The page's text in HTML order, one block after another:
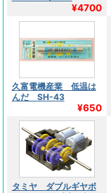
¥4700
久富電機産業 低温は
んだ SH-43
¥650
タミヤ ダブルギヤボ